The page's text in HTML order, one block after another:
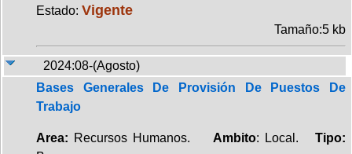
Estado: Vigente
Tamaño:5 kb
2024:08-(Agosto)
Bases Generales De Provisión De Puestos De
Trabajo
Area: Recursos Humanos. Ambito: Local.Tipo: